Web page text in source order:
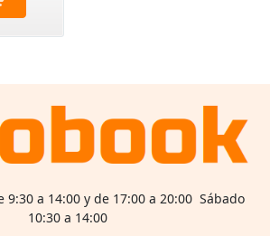
9:30 a 14:00 y de 17:00 a 20:00 Sábado
10:30 a 14:00